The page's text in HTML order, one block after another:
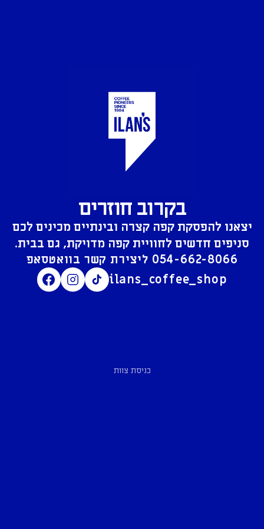
בקרוב חוזרים
יצאנו להפסקת קפה קצרה ובינתיים מכינים לכם
סניפים חדשים לחוויית קפה מדויקת, גם בבית.
054-662-8066
ilans_coffee_shop
כניסת צוות